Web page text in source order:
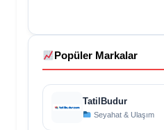
Popüler Markalar
TatilBudur
Seyahat & Ulaşım